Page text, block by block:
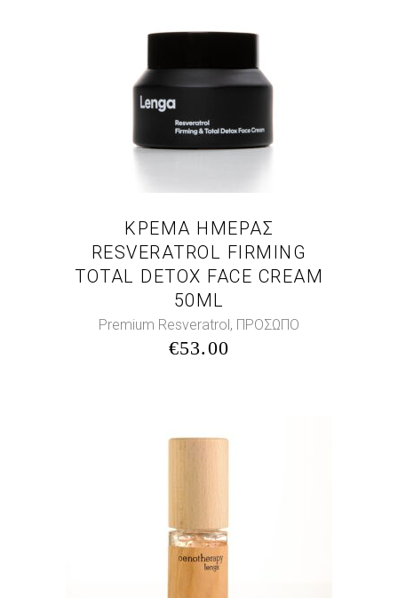
ΚΡΕΜΑ ΗΜΕΡΑΣ
RESVERATROL FIRMING
TOTAL DETOX FACE CREAM
50ML
Premium Resveratrol , ΠΡΟΣΩΠΟ
€53.00